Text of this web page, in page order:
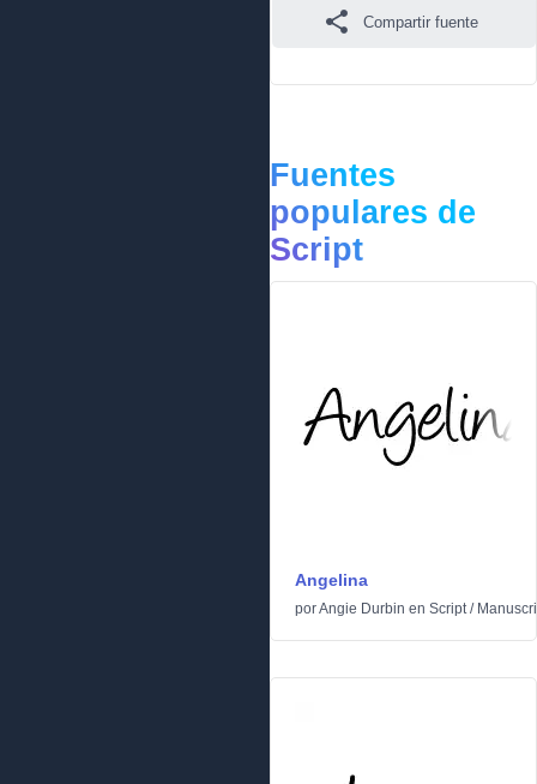
Compartir fuente
Fuentes
populares de
Script
Angelina
porAngie Durbin en Script/